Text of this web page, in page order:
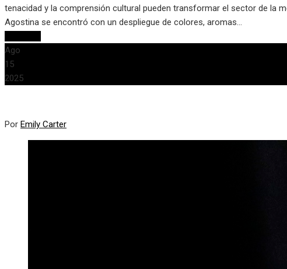
tenacidad y la comprensión cultural pueden transformar el sector de la
Agostina se encontró con un despliegue de colores, aromas…
Ago
15
2025
Por Emily Carter